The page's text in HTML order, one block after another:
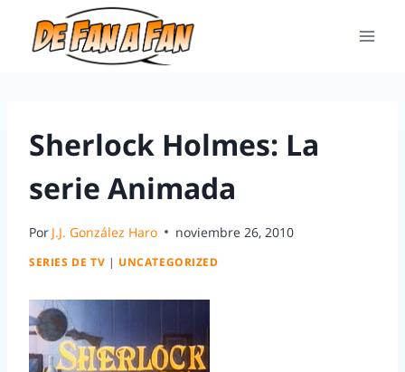
Sherlock Holmes: La
serie Animada
Por J.J. González Haro noviembre 26, 2010
SERIES DE TV | UNCATEGORIZED